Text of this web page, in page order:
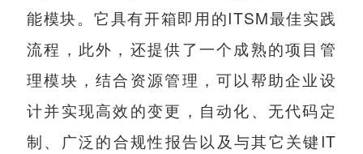
能模块。它具有开箱即用的ITSM最佳实践
流程，此外，还提供了一个成熟的项目管
理模块，结合资源管理，可以帮助企业设
计并实现高效的变更，自动化、无代码定
制、广泛的合规性报告以及与其它关键IT